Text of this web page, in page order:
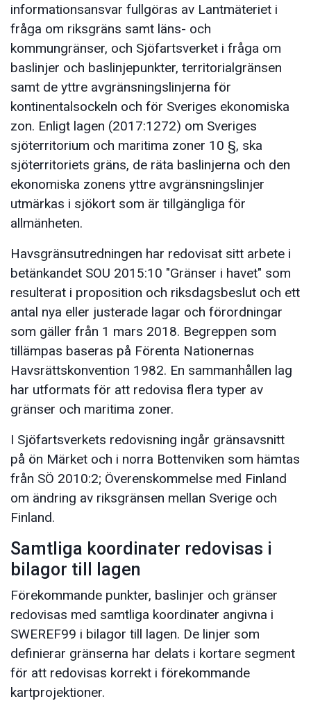
informationsansvar fullgöras av Lantmäteriet i
fråga om riksgräns samt läns- och
kommungränser, och Sjöfartsverket i fråga om
baslinjer och baslinjepunkter, territorialgränsen
samt de yttre avgränsningslinjerna för
kontinentalsockeln och för Sveriges ekonomiska
zon. Enligt lagen (2017:1272) om Sveriges
sjöterritorium och maritima zoner 10 §, ska
sjöterritoriets gräns, de räta baslinjerna och den
ekonomiska zonens yttre avgränsningslinjer
utmärkas i sjökort som är tillgängliga för
allmänheten.
Havsgränsutredningen har redovisat sitt arbete i
betänkandet SOU 2015:10 "Gränser i havet" som
resulterat i proposition och riksdagsbeslut och ett
antal nya eller justerade lagar och förordningar
som gäller från 1 mars 2018. Begreppen som
tillämpas baseras på Förenta Nationernas
Havsrättskonvention 1982. En sammanhållen lag
har utformats för att redovisa flera typer av
gränser och maritima zoner.
I Sjöfartsverkets redovisning ingår gränsavsnitt
på ön Märket och i norra Bottenviken som hämtas
från SÖ 2010:2; Överenskommelse med Finland
om ändring av riksgränsen mellan Sverige och
Finland.
Samtliga koordinater redovisas i
bilagor till lagen
Förekommande punkter, baslinjer och gränser
redovisas med samtliga koordinater angivna i
SWEREF99 i bilagor till lagen. De linjer som
definierar gränserna har delats i kortare segment
för att redovisas korrekt i förekommande
kartprojektioner.